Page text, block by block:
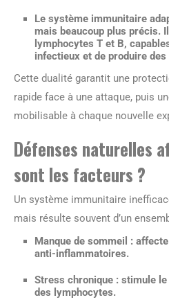
Le système immunitaire
mais beaucoup plus précis.
lymphocytes T et B,
infectieux et de produire
Cette dualité garantit une
rapide face à une attaque, puis
mobilisable à chaque nouvelle
Défenses naturelles
sont les facteurs ?
Un système immunitaire
mais résulte souvent d’un
Manque de sommeil :
anti-inflammatoires.
Stress chronique : stimule
des lymphocytes.